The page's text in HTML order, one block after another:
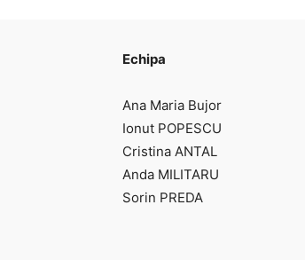
Echipa
Ana Maria Bujor
Ionut POPESCU
Cristina ANTAL
Anda MILITARU
Sorin PREDA